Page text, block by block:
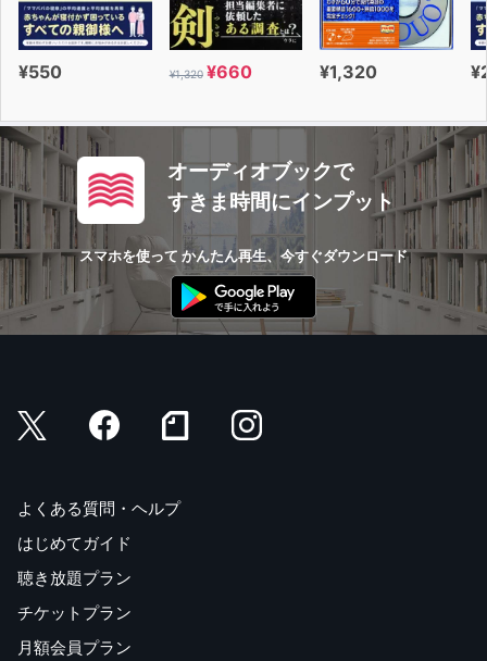
¥550 ¥1,320 ¥660 ¥1,320
オーディオブックで
すきま時間にインプット
スマホを使って かんたん再生、今すぐダウンロード
よくある質問・ヘルプ
はじめてガイド
聴き放題プラン
チケットプラン
月額会員プラン